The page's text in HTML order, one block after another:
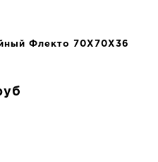
Флекто 70X70X36